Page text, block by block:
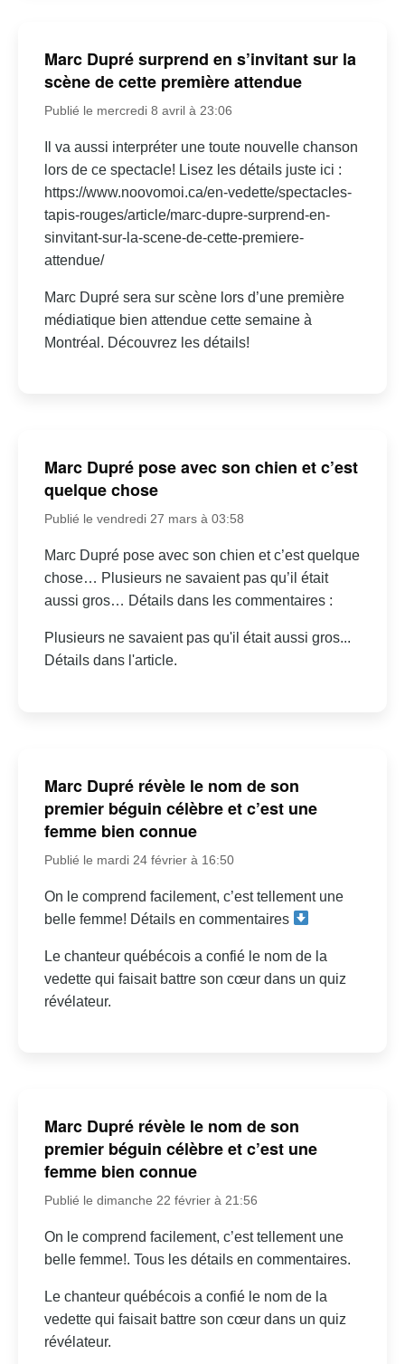
Marc Dupré surprend en s’invitant sur la
scène de cette première attendue
Publié le mercredi 8 avril à 23:06
Il va aussi interpréter une toute nouvelle chanson
lors de ce spectacle! Lisez les détails juste ici :
https://www.noovomoi.ca/en-vedette/spectacles-
tapis-rouges/article/marc-dupre-surprend-en-
sinvitant-sur-la-scene-de-cette-premiere-
attendue/
Marc Dupré sera sur scène lors d’une première
médiatique bien attendue cette semaine à
Montréal. Découvrez les détails!
Marc Dupré pose avec son chien et c’est
quelque chose
Publié le vendredi 27 mars à 03:58
Marc Dupré pose avec son chien et c’est quelque
chose… Plusieurs ne savaient pas qu’il était
aussi gros… Détails dans les commentaires :
Plusieurs ne savaient pas qu'il était aussi gros...
Détails dans l'article.
Marc Dupré révèle le nom de son
premier béguin célèbre et c’est une
femme bien connue
Publié le mardi 24 février à 16:50
On le comprend facilement, c’est tellement une
belle femme! Détails en commentaires
Le chanteur québécois a confié le nom de la
vedette qui faisait battre son cœur dans un quiz
révélateur.
Marc Dupré révèle le nom de son
premier béguin célèbre et c’est une
femme bien connue
Publié le dimanche 22 février à 21:56
On le comprend facilement, c’est tellement une
belle femme!. Tous les détails en commentaires.
Le chanteur québécois a confié le nom de la
vedette qui faisait battre son cœur dans un quiz
révélateur.